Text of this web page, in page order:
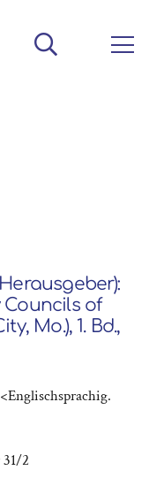
of
Mo.), 1. Bd.,
2